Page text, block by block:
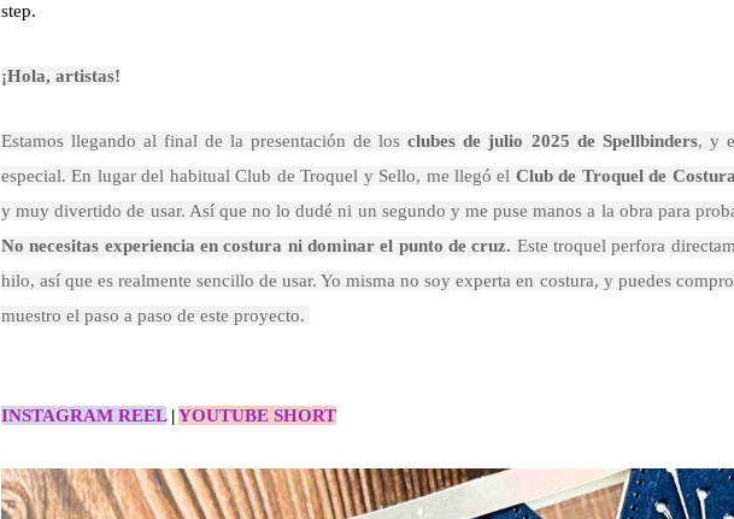
step.
¡Hola, artistas!
Estamos llegando al final de la presentación de losclubes de julio 2025 de Spellbinders, y
especial. En lugar del habitual Club de Troquel y Sello, me llegó el Club de Troquel de Costura
y muy divertido de usar. Así que no lo dudé ni un segundo y me puse manos a la obra para
No necesitas experiencia en costura ni dominar el punto de cruz. Este troquel perfora
hilo, así que es realmente sencillo de usar. Yo misma no soy experta en costura, y puedes
muestro el paso a paso de este proyecto.
INSTAGRAM REEL|YOUTUBE SHORT